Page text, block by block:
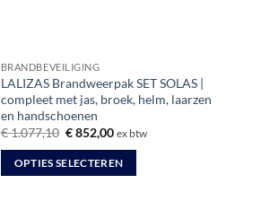
BRANDBEVEILIGING
LALIZAS Brandweerpak SET SOLAS |
compleet met jas, broek, helm, laarzen
en handschoenen
€1.077,10 Oorspronkelijke
was:
€ 1.077,10.
€852,00Huidige
is:
€ 852,00.
ex btw
OPTIES SELECTEREN